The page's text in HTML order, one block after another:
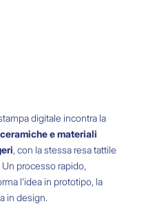
digitale incontra la
e materiali
, con la stessa resa tattile
Un processo rapido,
l’idea in prototipo, la
in design.